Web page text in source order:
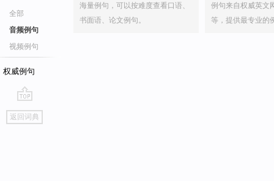
全部
音频例句
视频例句
权威例句
go
top
返回词典
海量例句，可以按难度查看口语、
书面语、论文例句。
例句来自权威英文
等，提供最专业的